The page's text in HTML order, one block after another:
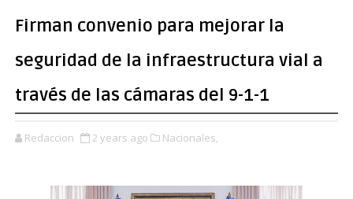
Firman convenio para mejorar la
seguridad de la infraestructura vial a
través de las cámaras del 9-1-1
Redaccion 2 years ago Nacionales,